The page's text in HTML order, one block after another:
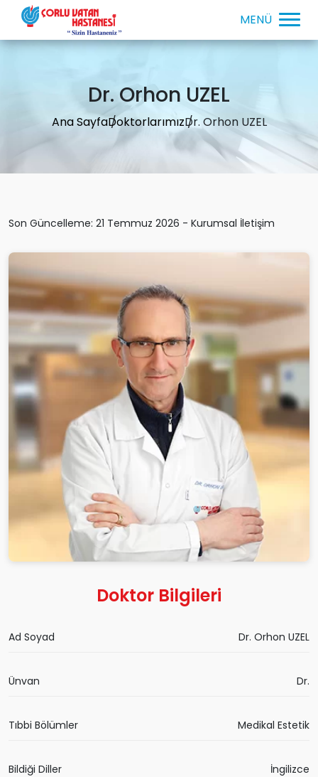
Dr. Orhon UZEL
Ana SayfaDoktorlarımızDr. Orhon UZEL
Son Güncelleme: 21 Temmuz 2026 - Kurumsal İletişim
Doktor Bilgileri
Ad Soyad Dr. Orhon UZEL
Ünvan Dr.
Tıbbi Bölümler Medikal Estetik
Bildiği Diller İngilizce